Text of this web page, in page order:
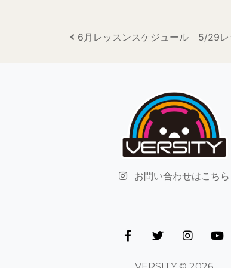
投稿ナビゲーシ
6月レッスンスケジュール 5/29レ
お問い合わせはこちら